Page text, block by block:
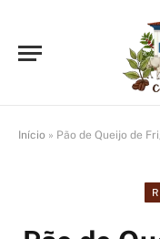
Início » Pão de Queijo de